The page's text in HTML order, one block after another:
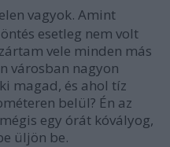
vagyok. Amint
esetleg nem volt
vele minden más
városban nagyon
magad, és ahol tíz
belül? Én az
egy órát kóvályog,
üljön be.